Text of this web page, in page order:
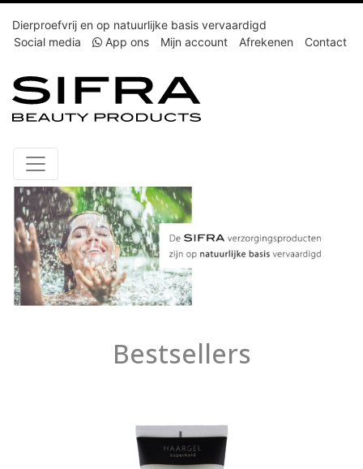
Dierproefvrij en op natuurlijke basis vervaardigd
Social media
App ons Mijn account Afrekenen Contact
Bestsellers